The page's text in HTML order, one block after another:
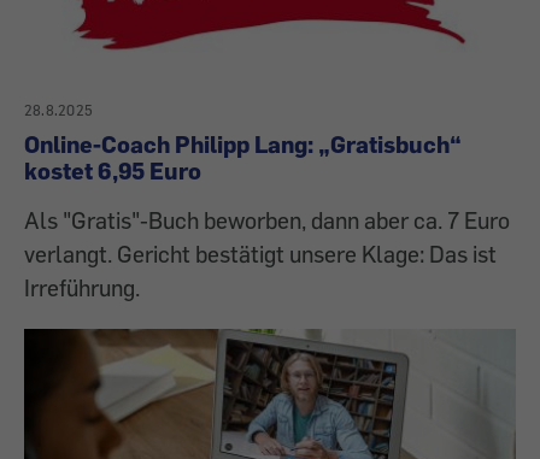
28.8.2025
Online-Coach Philipp Lang: „Gratisbuch“
kostet 6,95 Euro
Als "Gratis"-Buch beworben, dann aber ca. 7 Euro
verlangt. Gericht bestätigt unsere Klage: Das ist
Irreführung.